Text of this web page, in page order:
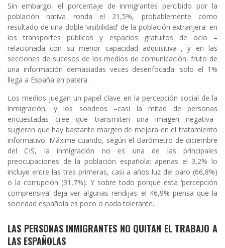
Sin embargo, el porcentaje de inmigrantes percibido por la
población nativa ronda el 21,5%, probablemente como
resultado de una doble ‘visibilidad’ de la población extranjera: en
los transportes públicos y espacios gratuitos de ocio –
relacionada con su menor capacidad adquisitiva–, y en las
secciones de sucesos de los medios de comunicación, fruto de
una información demasiadas veces desenfocada: solo el 1%
llega a España en patera.
Los medios juegan un papel clave en la percepción social de la
inmigración, y los sondeos –casi la mitad de personas
encuestadas cree que transmiten una imagen negativa–
sugieren que hay bastante margen de mejora en el tratamiento
informativo. Máxime cuando, según el Barómetro de diciembre
del CIS, la inmigración no es una de las principales
preocupaciones de la población española: apenas el 3,2% lo
incluye entre las tres primeras, casi a años luz del paro (66,8%)
o la corrupción (31,7%). Y sobre todo porque esta ‘percepción
comprensiva’ deja ver algunas rendijas: el 46,9% piensa que la
sociedad española es poco o nada tolerante.
LAS PERSONAS INMIGRANTES NO QUITAN EL TRABAJO A
LAS ESPAÑOLAS